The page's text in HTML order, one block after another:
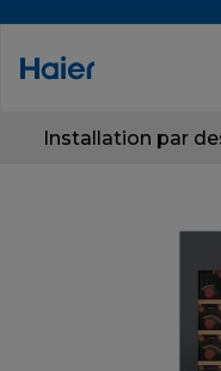
Installation par